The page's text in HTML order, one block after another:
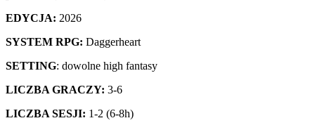
EDYCJA: 2026
SYSTEM RPG: Daggerheart
SETTING: dowolne high fantasy
LICZBA GRACZY: 3-6
LICZBA SESJI: 1-2 (6-8h)